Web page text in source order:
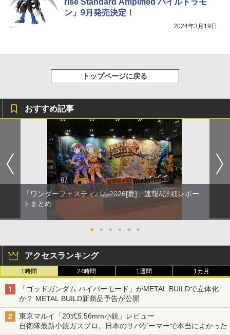
rise Standard Amplified パイルドラモ
ン」9月発売決定！
2024年3月19日
トップページに戻る
おすすめ記事
「ワンダーフェスティバル2026[夏]」速報&詳細レポー
トまとめ
● ● ● ● ● ●
アクセスランキング
1時間 24時間 1週間 1カ月
「ゴッドガンダム ハイパーモード」がMETAL BUILDで立体化
か？ METAL BUILD新商品予告が公開
東京マルイ「20式5.56mm小銃」レビュー
自衛隊最新小銃ガスブロ。日本のサバゲーマーで本当によかった